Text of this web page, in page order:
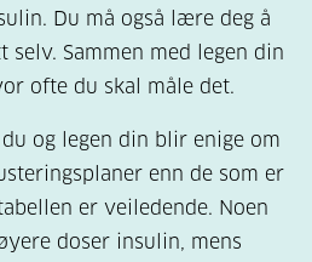
Du må også lære deg å
Sammen med legen din
ofte du skal måle det.
og legen din blir enige om
enn de som er
er veiledende. Noen
doser insulin, mens